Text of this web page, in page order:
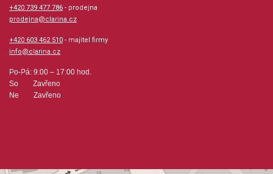
+420 739 477 786 - prodejna
prodejna@clarina.cz
+420 603 462 510 - majitel firmy
info@clarina.cz
Po-Pá: 9:00 – 17:00 hod.
So Zavřeno
Ne Zavřeno